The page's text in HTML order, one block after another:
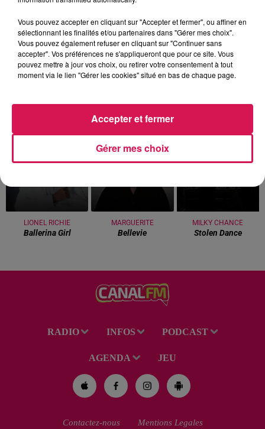
Revivez les meilleurs moments de la Ligne des Auditeurs
LIONEL RICHIE
Ballerina Girl
15h31
15h31
MARGUERITE
Bellevie
MILKY CHANCE
Stolen Dance
RADIO INFOS PODCAST
AGENDA JEU
Contactez-nous Mentions Legales
Vous pouvez accepter en cliquant sur "Accepter et fermer", ou affiner en
sélectionnant les finalités et/ou partenaires dans "Gérer mes choix".
Vous pouvez également refuser en cliquant sur "Continuer sans
accepter". Vos préférences ne s'appliqueront que pour ce site. Vous
pouvez mettre à jour vos choix, ou retirer votre consentement à tout
moment via le lien "Gérer les cookies" situé en bas de chaque page.
Gérer mes choix
Accepter et fermer